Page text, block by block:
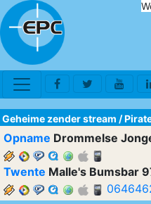
Geheime zender stream /
Opname Drommelse
Twente Malle's Bumsbar